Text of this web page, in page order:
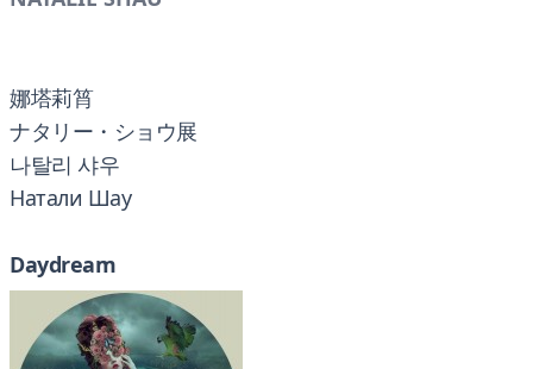
娜塔莉筲
ナタリー・ショウ展
나탈리 샤우
Натали Шау
Daydream